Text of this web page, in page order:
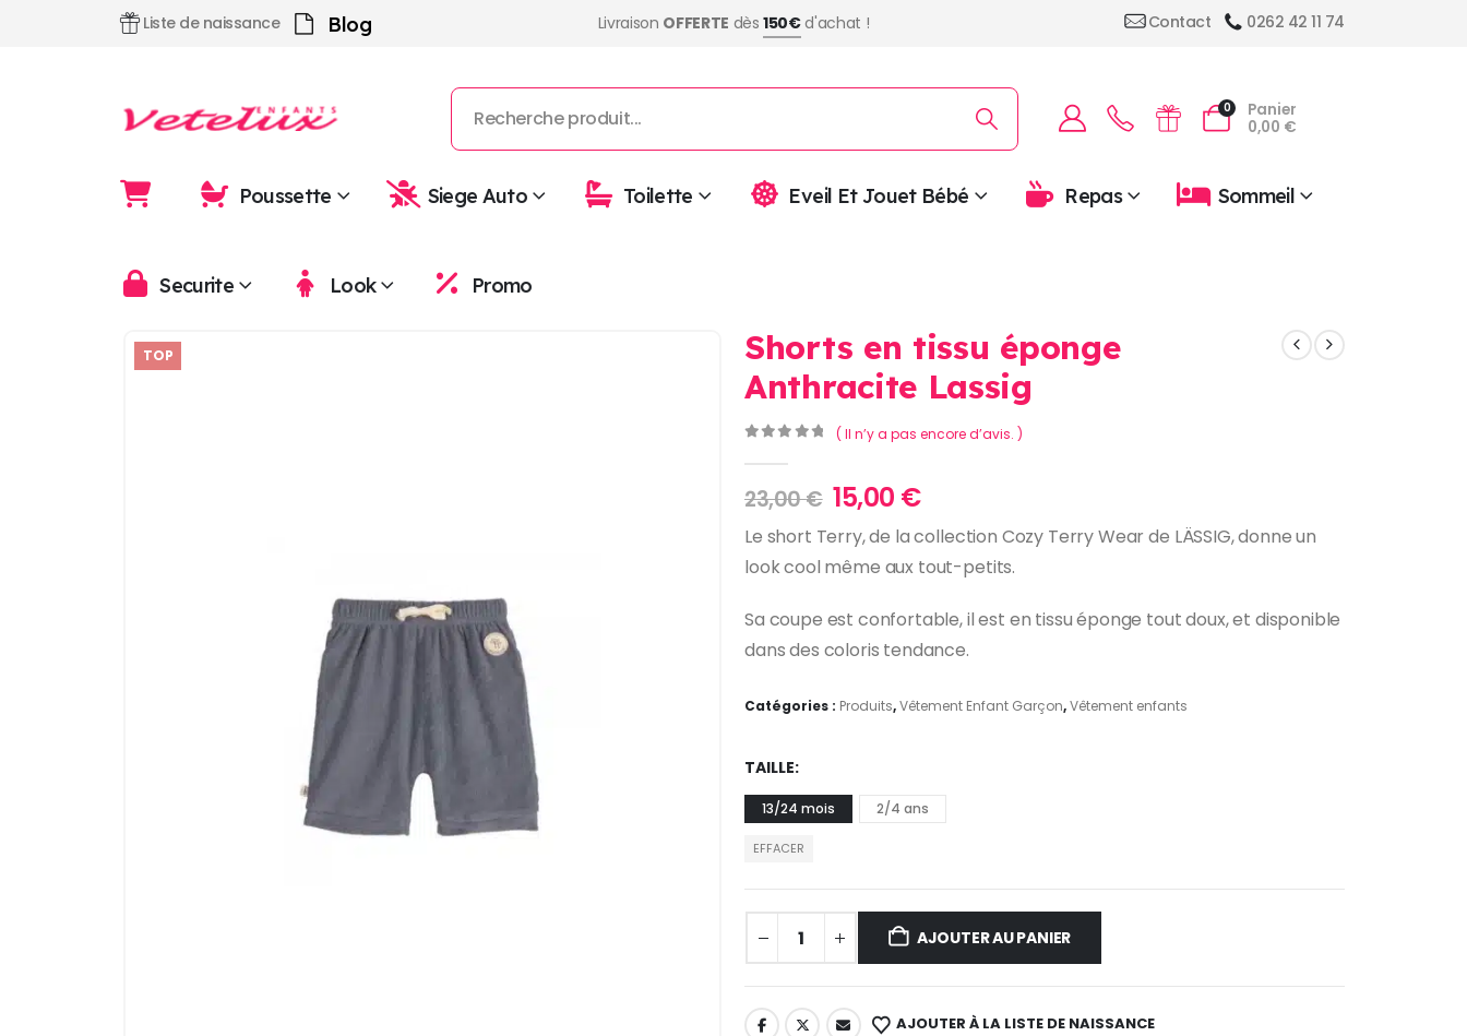
Liste de naissance Blog Livraison OFFERTE dès150€d'achat ! Contact 0262 42 11 74
0
Panier
0,00 €
Poussette Siege Auto Toilette Eveil Et Jouet Bébé Repas Sommeil
Securite Look Promo
TOP
Shorts en tissu éponge
Anthracite Lassig
( Il n’y a pas encore d’avis. )
23,00€ Le
prix
initial
était :
15,00 €Le
prix
actuel
est :
Le short Terry, de la collection Cozy Terry Wear de LÄSSIG, donne un
look cool même aux tout-petits.
Sa coupe est confortable, il est en tissu éponge tout doux, et disponible
dans des coloris tendance.
Catégories : Produits,Vêtement Enfant Garçon,Vêtement enfants
TAILLE
13/24 mois 2/4 ans
EFFACER
AJOUTER AU PANIER
AJOUTER À LA LISTE DE NAISSANCE